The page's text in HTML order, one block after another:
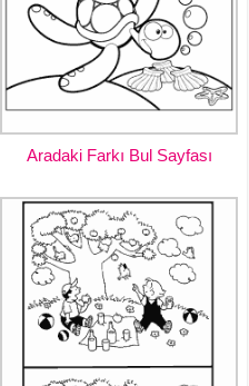
Aradaki Farkı Bul Sayfası